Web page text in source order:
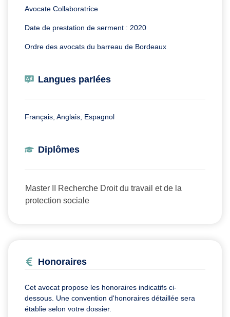
Avocate Collaboratrice
Date de prestation de serment : 2020
Ordre des avocats du barreau de Bordeaux
Langues parlées
Français, Anglais, Espagnol
Diplômes
Master II Recherche Droit du travail et de la
protection sociale
Honoraires
Cet avocat propose les honoraires indicatifs ci-
dessous. Une convention d'honoraires détaillée sera
établie selon votre dossier.